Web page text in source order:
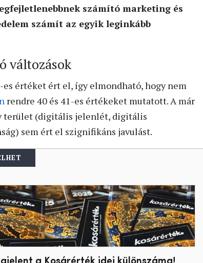
számító marketing és
számít az egyik leginkább
változások
értéket ért el, így elmondható, hogy nem
rendre 40 és 41-es értékeket mutatott. A már
terület (digitális jelenlét, digitális
sem ért el szignifikáns javulást.
a Kosárérték idei különszáma!